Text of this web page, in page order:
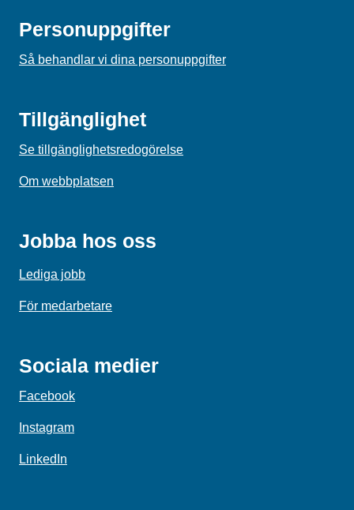
Personuppgifter
Så behandlar vi dina personuppgifter
Tillgänglighet
Se tillgänglighetsredogörelse
Om webbplatsen
Jobba hos oss
Lediga jobb
För medarbetare
Sociala medier
Facebook
Instagram
LinkedIn